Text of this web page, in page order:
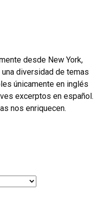
desde New York,
diversidad de temas
únicamente en inglés
excerptos en español.
nos enriquecen.